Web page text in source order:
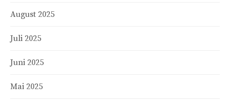
August 2025
Juli 2025
Juni 2025
Mai 2025